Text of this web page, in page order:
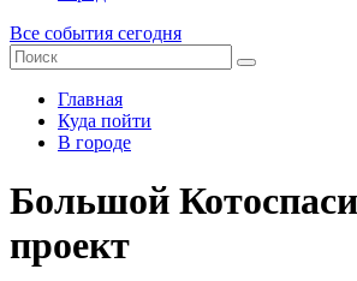
Все события сегодня
Главная
Куда пойти
В городе
Большой
проект